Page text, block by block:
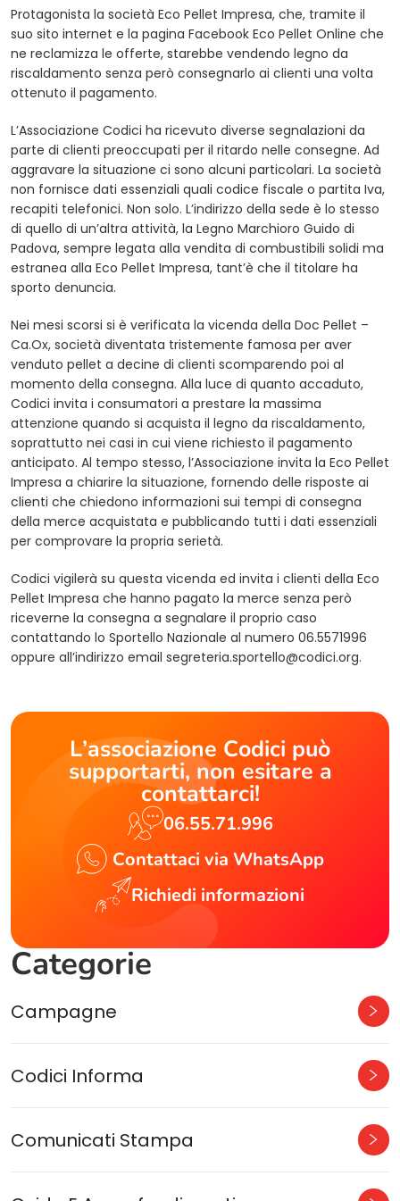
Protagonista la società Eco Pellet Impresa, che, tramite il
suo sito internet e la pagina Facebook Eco Pellet Online che
ne reclamizza le offerte, starebbe vendendo legno da
riscaldamento senza però consegnarlo ai clienti una volta
ottenuto il pagamento.
L’Associazione Codici ha ricevuto diverse segnalazioni da
parte di clienti preoccupati per il ritardo nelle consegne. Ad
aggravare la situazione ci sono alcuni particolari. La società
non fornisce dati essenziali quali codice fiscale o partita Iva,
recapiti telefonici. Non solo. L’indirizzo della sede è lo stesso
di quello di un’altra attività, la Legno Marchioro Guido di
Padova, sempre legata alla vendita di combustibili solidi ma
estranea alla Eco Pellet Impresa, tant’è che il titolare ha
sporto denuncia.
Nei mesi scorsi si è verificata la vicenda della Doc Pellet –
Ca.Ox, società diventata tristemente famosa per aver
venduto pellet a decine di clienti scomparendo poi al
momento della consegna. Alla luce di quanto accaduto,
Codici invita i consumatori a prestare la massima
attenzione quando si acquista il legno da riscaldamento,
soprattutto nei casi in cui viene richiesto il pagamento
anticipato. Al tempo stesso, l’Associazione invita la Eco Pellet
Impresa a chiarire la situazione, fornendo delle risposte ai
clienti che chiedono informazioni sui tempi di consegna
della merce acquistata e pubblicando tutti i dati essenziali
per comprovare la propria serietà.
Codici vigilerà su questa vicenda ed invita i clienti della Eco
Pellet Impresa che hanno pagato la merce senza però
riceverne la consegna a segnalare il proprio caso
contattando lo Sportello Nazionale al numero 06.5571996
oppure all’indirizzo email segreteria.sportello@codici.org.
L’associazione Codici può
supportarti, non esitare a
contattarci!
06.55.71.996
Contattaci via WhatsApp
Richiedi informazioni
Categorie
Campagne
Codici Informa
Comunicati Stampa